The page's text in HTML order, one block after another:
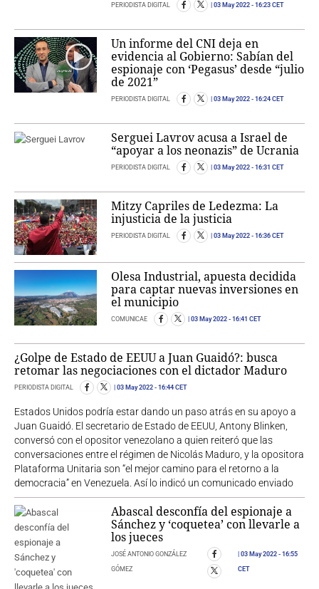
PERIODISTA DIGITAL 03 May 2022 - 16:23 CET
Un informe del CNI deja en
evidencia al Gobierno: Sabían del
espionaje con ‘Pegasus’ desde “julio
de 2021”
PERIODISTA DIGITAL 03 May 2022 - 16:24 CET
Serguei Lavrov acusa a Israel de
“apoyar a los neonazis” de Ucrania
PERIODISTA DIGITAL 03 May 2022 - 16:31 CET
Mitzy Capriles de Ledezma: La
injusticia de la justicia
PERIODISTA DIGITAL 03 May 2022 - 16:36 CET
Olesa Industrial, apuesta decidida
para captar nuevas inversiones en
el municipio
COMUNICAE 03 May 2022 - 16:41 CET
¿Golpe de Estado de EEUU a Juan Guaidó?: busca
retomar las negociaciones con el dictador Maduro
PERIODISTA DIGITAL 03 May 2022 - 16:44 CET
Estados Unidos podría estar dando un paso atrás en su apoyo a
Juan Guaidó. El secretario de Estado de EEUU, Antony Blinken,
conversó con el opositor venezolano a quien reiteró que las
conversaciones entre el régimen de Nicolás Maduro, y la opositora
Plataforma Unitaria son “el mejor camino para el retorno a la
democracia” en Venezuela. Así lo indicó un comunicado enviado
Abascal desconfía del espionaje a
Sánchez y ‘coquetea’ con llevarle a
los jueces
JOSÉ ANTONIO GONZÁLEZ
GÓMEZ
03 May 2022 - 16:55
CET